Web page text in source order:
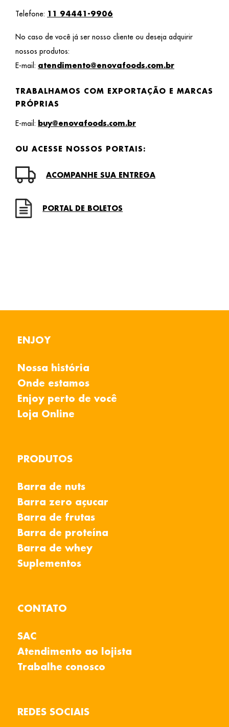
Telefone: 11 94441-9906
No caso de você já ser nosso cliente ou deseja adquirir
nossos produtos:
E-mail: atendimento@enovafoods.com.br
TRABALHAMOS COM EXPORTAÇÃO E MARCAS
PRÓPRIAS
E-mail: buy@enovafoods.com.br
OU ACESSE NOSSOS PORTAIS:
ACOMPANHE SUA ENTREGA
PORTAL DE BOLETOS
ENJOY
Nossa história
Onde estamos
Enjoy perto de você
Loja Online
PRODUTOS
Barra de nuts
Barra zero açucar
Barra de frutas
Barra de proteína
Barra de whey
Suplementos
CONTATO
SAC
Atendimento ao lojista
Trabalhe conosco
REDES SOCIAIS